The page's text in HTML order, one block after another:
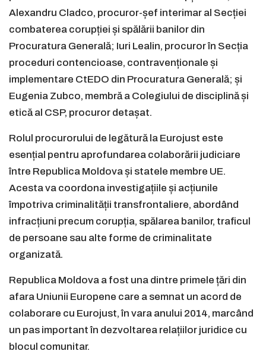
Alexandru Cladco, procuror-șef interimar al Secției
combaterea corupției și spălării banilor din
Procuratura Generală; Iuri Lealin, procuror în Secția
proceduri contencioase, contravenționale și
implementare CtEDO din Procuratura Generală; și
Eugenia Zubco, membră a Colegiului de disciplină și
etică al CSP, procuror detașat.
Rolul procurorului de legătură la Eurojust este
esențial pentru aprofundarea colaborării judiciare
între Republica Moldova și statele membre UE.
Acesta va coordona investigațiile și acțiunile
împotriva criminalității transfrontaliere, abordând
infracțiuni precum corupția, spălarea banilor, traficul
de persoane sau alte forme de criminalitate
organizată.
Republica Moldova a fost una dintre primele țări din
afara Uniunii Europene care a semnat un acord de
colaborare cu Eurojust, în vara anului 2014, marcând
un pas important în dezvoltarea relațiilor juridice cu
blocul comunitar.